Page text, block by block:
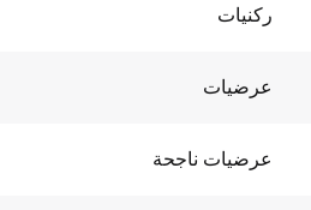
ركنيات
عرضيات
عرضيات ناجحة